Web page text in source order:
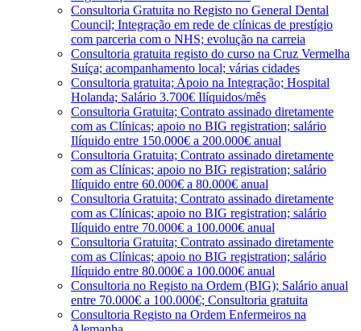
Consultoria Gratuita no Registo no General Dental
Council; Integração em rede de clínicas de prestígio
com parceria com o NHS; evolução na carreia
Consultoria gratuita registo do curso na Cruz Vermelha
Suíça; acompanhamento local; várias cidades
Consultoria gratuita; Apoio na Integração; Hospital
Holanda; Salário 3.700€ Ilíquidos/mês
Consultoria Gratuita; Contrato assinado diretamente
com as Clínicas; apoio no BIG registration; salário
Ilíquido entre 150.000€ a 200.000€ anual
Consultoria Gratuita; Contrato assinado diretamente
com as Clínicas; apoio no BIG registration; salário
Ilíquido entre 60.000€ a 80.000€ anual
Consultoria Gratuita; Contrato assinado diretamente
com as Clínicas; apoio no BIG registration; salário
Ilíquido entre 70.000€ a 100.000€ anual
Consultoria Gratuita; Contrato assinado diretamente
com as Clínicas; apoio no BIG registration; salário
Ilíquido entre 80.000€ a 100.000€ anual
Consultoria no Registo na Ordem (BIG); Salário anual
entre 70.000€ a 100.000€; Consultoria gratuita
Consultoria Registo na Ordem Enfermeiros na